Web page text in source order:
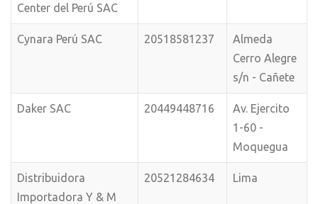
Center del Perú SAC
Cynara Perú SAC 20518581237
Almeda
Cerro Alegre
s/n - Cañete
Daker SAC 20449448716
Av. Ejercito
1-60 -
Moquegua
Distribuidora
Importadora Y & M
20521284634 Lima